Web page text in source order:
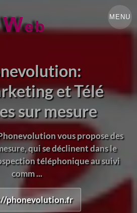
MENU
et Télé
sur mesure
vous propose des
qui se déclinent dans le
téléphonique au suivi
comm ...
phonevolution.fr